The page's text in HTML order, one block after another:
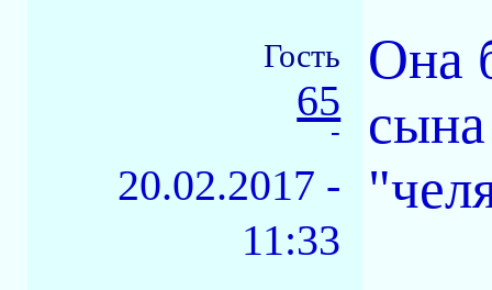
Гость
65
-
20.02.2017 -
11:33
Она